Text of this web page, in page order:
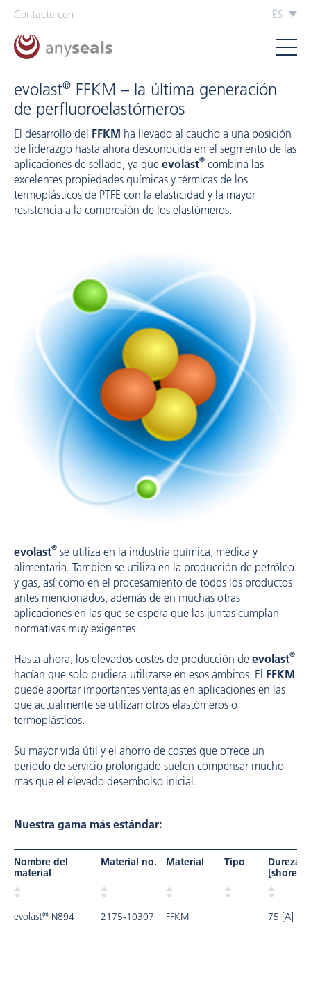
Contacte con ES
evolast® FFKM – la última generación
de perfluoroelastómeros
El desarrollo del FFKM ha llevado al caucho a una posición
de liderazgo hasta ahora desconocida en el segmento de las
aplicaciones de sellado, ya que evolast® combina las
excelentes propiedades químicas y térmicas de los
termoplásticos de PTFE con la elasticidad y la mayor
resistencia a la compresión de los elastómeros.
evolast® se utiliza en la industria química, médica y
alimentaria. También se utiliza en la producción de petróleo
y gas, así como en el procesamiento de todos los productos
antes mencionados, además de en muchas otras
aplicaciones en las que se espera que las juntas cumplan
normativas muy exigentes.
Hasta ahora, los elevados costes de producción de evolast®
hacían que solo pudiera utilizarse en esos ámbitos. El FFKM
puede aportar importantes ventajas en aplicaciones en las
que actualmente se utilizan otros elastómeros o
termoplásticos.
Su mayor vida útil y el ahorro de costes que ofrece un
período de servicio prolongado suelen compensar mucho
más que el elevado desembolso inicial.
Nuestra gama más estándar:
Nombre del
material
Material no. Material Tipo
Dureza
[shore]
evolast® N894 2175-10307 FFKM 75 [A]